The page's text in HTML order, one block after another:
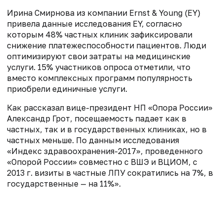
Ирина Смирнова из компании Ernst & Young (EY)
привела данные исследования EY, согласно
которым 48% частных клиник зафиксировали
снижение платежеспособности пациентов. Люди
оптимизируют свои затраты на медицинские
услуги. 15% участников опроса отметили, что
вместо комплексных программ популярность
приобрели единичные услуги.
Как рассказал вице-президент НП «Опора России»
Александр Грот, посещаемость падает как в
частных, так и в государственных клиниках, но в
частных меньше. По данным исследования
«Индекс здравоохранения-2017», проведенного
«Опорой России» совместно с ВШЭ и ВЦИОМ, с
2013 г. визиты в частные ЛПУ сократились на 7%, в
государственные — на 11%».